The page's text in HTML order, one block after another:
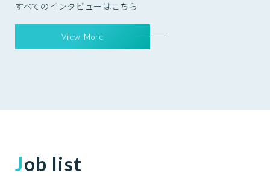
すべてのインタビューはこちら
View More
Job list